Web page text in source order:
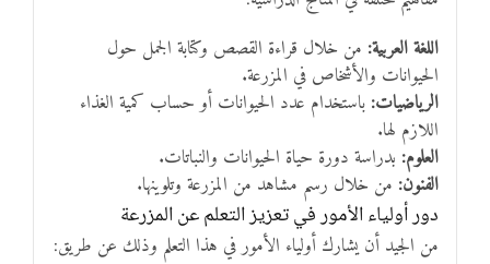
اللغة العربية: من خلال قراءة القصص وكتابة الجمل حول
الحيوانات والأشخاص في المزرعة.
الرياضيات: باستخدام عدد الحيوانات أو حساب كمية الغذاء
اللازم لها.
العلوم: بدراسة دورة حياة الحيوانات والنباتات.
الفنون: من خلال رسم مشاهد من المزرعة وتلوينها.
دور أولياء الأمور في تعزيز التعلم عن المزرعة
من الجيد أن يشارك أولياء الأمور في هذا التعلم وذلك عن طريق: